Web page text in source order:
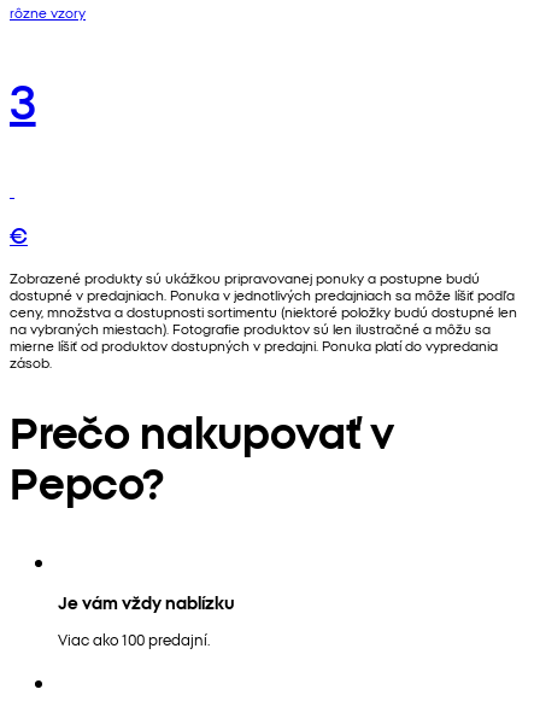
rôzne vzory
3
€
Zobrazené produkty sú ukážkou pripravovanej ponuky a postupne budú
dostupné v predajniach. Ponuka v jednotlivých predajniach sa môže líšiť podľa
ceny, množstva a dostupnosti sortimentu (niektoré položky budú dostupné len
na vybraných miestach). Fotografie produktov sú len ilustračné a môžu sa
mierne líšiť od produktov dostupných v predajni. Ponuka platí do vypredania
zásob.
Prečo nakupovať v
Pepco?
Je vám vždy nablízku
Viac ako 100 predajní.